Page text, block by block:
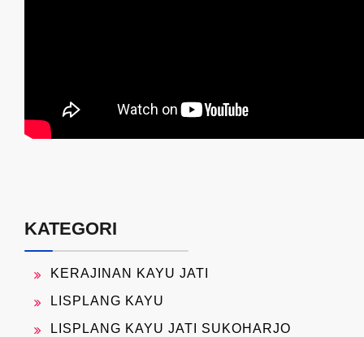
KATEGORI
KERAJINAN KAYU JATI
LISPLANG KAYU
LISPLANG KAYU JATI SUKOHARJO